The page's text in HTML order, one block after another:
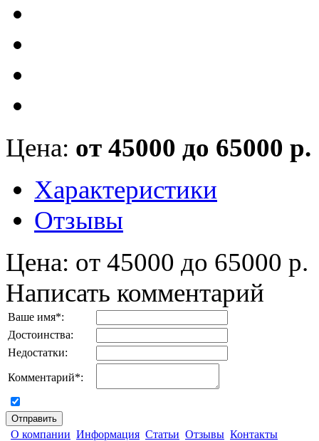
Цена: от 45000 до 65000 р.
Характеристики
Отзывы
Цена: от 45000 до 65000 р.
Написать комментарий
Ваше имя*:
Достоинства:
Недостатки:
Комментарий*:
О компании Информация Статьи Отзывы Контакты